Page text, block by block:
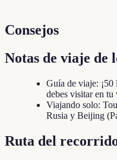
Consejos
Notas de viaje de
Guía de viaje: ¡50
debes visitar en tu
Viajando solo:
Rusia y Beijing
Ruta del